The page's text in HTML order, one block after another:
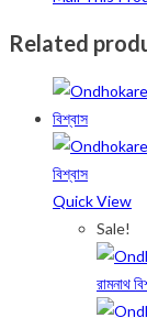
Related
Quick View
Sale!